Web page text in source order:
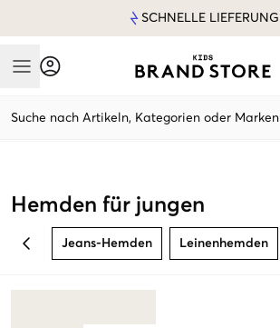
SCHNELLE LIEFERUNG
Mobile Menu
Suche nach Artikeln, Kategorien oder Marken
Hemden für jungen
BACK Jeans-Hemden Leinenhemden